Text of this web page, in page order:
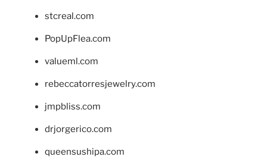
stcreal.com
PopUpFlea.com
valueml.com
rebeccatorresjewelry.com
jmpbliss.com
drjorgerico.com
queensushipa.com